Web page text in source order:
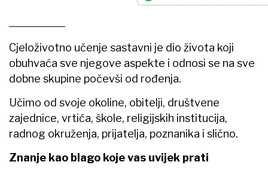
Cjeloživotno učenje sastavni je dio života koji
obuhvaća sve njegove aspekte i odnosi se na sve
dobne skupine počevši od rođenja.
Učimo od svoje okoline, obitelji, društvene
zajednice, vrtića, škole, religijskih institucija,
radnog okruženja, prijatelja, poznanika i slično.
Znanje kao blago koje vas uvijek prati